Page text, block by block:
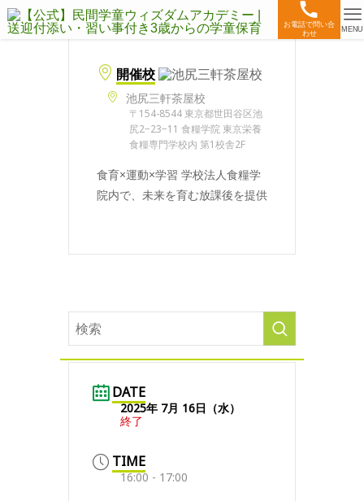
お電話で問い合
わせ
MENU
開催校
池尻三軒茶屋校
〒154-8544 東京都世田谷区池
尻2−23−11 食糧学院 東京栄養
食糧専門学校内 第1校舎2F
食育×運動×学習 学校法人食糧学
院内で、未来を育む放課後を提供
DATE
2025年 7月 16日（水）
終了
TIME
16:00 - 17:00